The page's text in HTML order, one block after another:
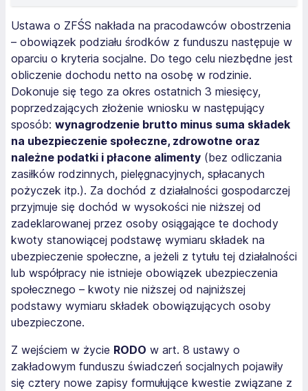
Ustawa o ZFŚS nakłada na pracodawców obostrzenia
– obowiązek podziału środków z funduszu następuje w
oparciu o kryteria socjalne. Do tego celu niezbędne jest
obliczenie dochodu netto na osobę w rodzinie.
Dokonuje się tego za okres ostatnich 3 miesięcy,
poprzedzających złożenie wniosku w następujący
sposób: wynagrodzenie brutto minus suma składek
na ubezpieczenie społeczne, zdrowotne oraz
należne podatki i płacone alimenty (bez odliczania
zasiłków rodzinnych, pielęgnacyjnych, spłacanych
pożyczek itp.). Za dochód z działalności gospodarczej
przyjmuje się dochód w wysokości nie niższej od
zadeklarowanej przez osoby osiągające te dochody
kwoty stanowiącej podstawę wymiaru składek na
ubezpieczenie społeczne, a jeżeli z tytułu tej działalności
lub współpracy nie istnieje obowiązek ubezpieczenia
społecznego – kwoty nie niższej od najniższej
podstawy wymiaru składek obowiązujących osoby
ubezpieczone.
Z wejściem w życie RODO w art. 8 ustawy o
zakładowym funduszu świadczeń socjalnych pojawiły
się cztery nowe zapisy formułujące kwestie związane z